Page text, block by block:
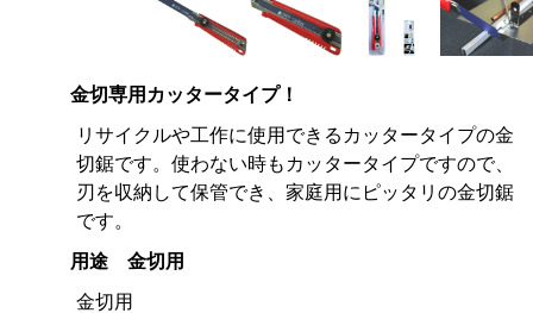
金切専用カッタータイプ！
リサイクルや工作に使用できるカッタータイプの金
切鋸です。使わない時もカッタータイプですので、
刃を収納して保管でき、家庭用にピッタリの金切鋸
です。
用途 金切用
金切用